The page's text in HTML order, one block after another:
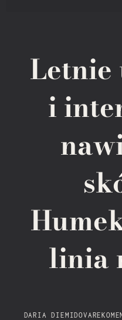
Letnie
i
linia
DARIA DIEMIDOVA